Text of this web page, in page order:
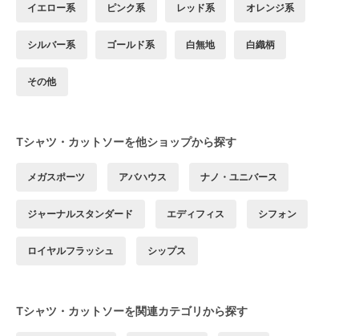
イエロー系 ピンク系 レッド系 オレンジ系
シルバー系 ゴールド系 白無地 白織柄
その他
Tシャツ・カットソーを他ショップから探す
メガスポーツ アバハウス ナノ・ユニバース
ジャーナルスタンダード エディフィス シフォン
ロイヤルフラッシュ シップス
Tシャツ・カットソーを関連カテゴリから探す